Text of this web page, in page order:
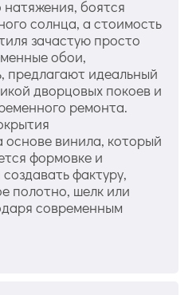
боятся
солнца, а стоимость
зачастую просто
обои,
предлагают идеальный
дворцовых покоев и
ремонта.
основе винила, который
формовке и
фактуру,
полотно, шелк или
современным